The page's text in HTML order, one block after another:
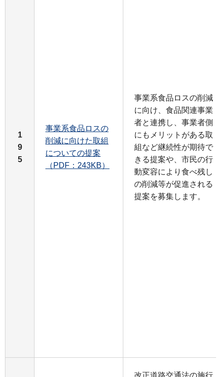
1
9
5
事業系食品ロスの
削減に向けた取組
についての提案
（PDF：243KB）
事業系食品ロスの削減
に向け、食品関連事業
者と連携し、事業者側
にもメリットがある取
組など継続性が期待で
きる提案や、市民の行
動変容により食べ残し
の削減等が促進される
提案を募集します。
改正道路交通法の施行